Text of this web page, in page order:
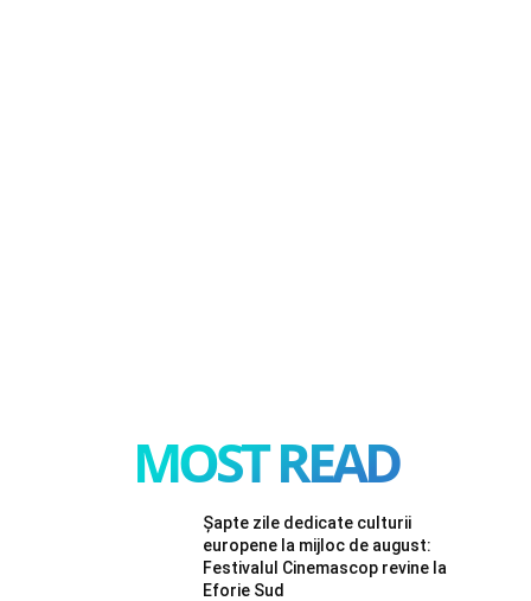
MOST READ
Șapte zile dedicate culturii
europene la mijloc de august:
Festivalul Cinemascop revine la
Eforie Sud